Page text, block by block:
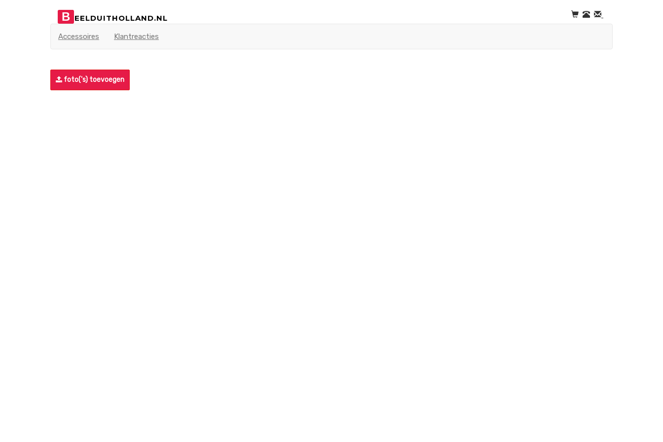
B EELDUITHOLLAND.NL
Accessoires Klantreacties
foto('s) toevoegen